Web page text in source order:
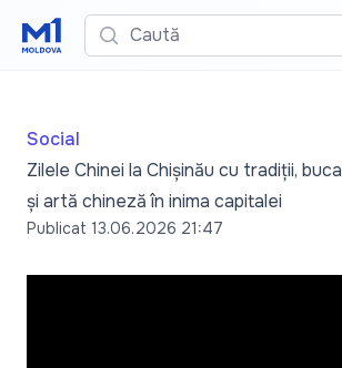
Caută
Social
Zilele Chinei la Chișinău cu tradiții,
și artă chineză în inima capitalei
Publicat 13.06.2026 21:47